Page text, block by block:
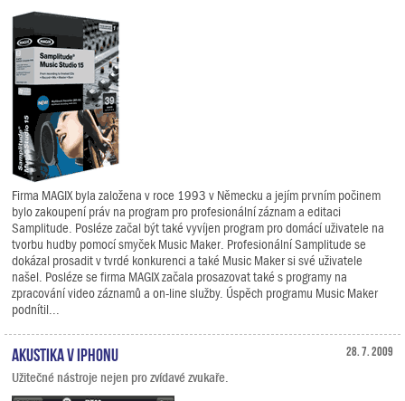
Firma MAGIX byla založena v roce 1993 v Německu a jejím prvním počinem
bylo zakoupení práv na program pro profesionální záznam a editaci
Samplitude. Posléze začal být také vyvíjen program pro domácí uživatele na
tvorbu hudby pomocí smyček Music Maker. Profesionální Samplitude se
dokázal prosadit v tvrdé konkurenci a také Music Maker si své uživatele
našel. Posléze se firma MAGIX začala prosazovat také s programy na
zpracování video záznamů a on-line služby. Úspěch programu Music Maker
podnítil...
28. 7. 2009
Akustika v iPhonu
Užitečné nástroje nejen pro zvídavé zvukaře.